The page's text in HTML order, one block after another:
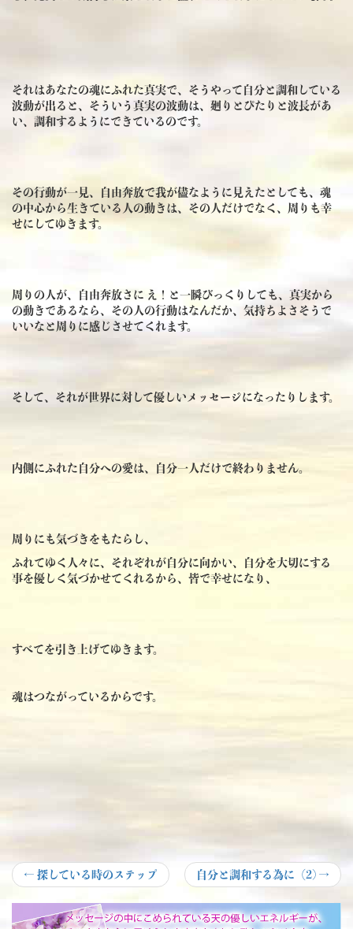
それはあなたの魂にふれた真実で、そうやって自分と調和している
波動が出ると、そういう真実の波動は、廻りとぴたりと波長があ
い、調和するようにできているのです。
その行動が一見、自由奔放で我が儘なように見えたとしても、魂
の中心から生きている人の動きは、その人だけでなく、周りも幸
せにしてゆきます。
周りの人が、自由奔放さに え！と一瞬びっくりしても、真実から
の動きであるなら、その人の行動はなんだか、気持ちよさそうで
いいなと周りに感じさせてくれます。
そして、それが世界に対して優しいメッセージになったりします。
内側にふれた自分への愛は、自分一人だけで終わりません。
周りにも気づきをもたらし、
ふれてゆく人々に、それぞれが自分に向かい、自分を大切にする
事を優しく気づかせてくれるから、皆で幸せになり、
すべてを引き上げてゆきます。
魂はつながっているからです。
投
稿
← Previous
post:
探している時のステップ
Next
post:
自分と調和する為に（2) →